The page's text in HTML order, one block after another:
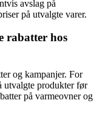
avslag på
på utvalgte varer.
rabatter hos
og kampanjer. For
utvalgte produkter før
på varmeovner og